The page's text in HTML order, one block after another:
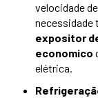
velocidade
necessidade
expositor
economico
elétrica.